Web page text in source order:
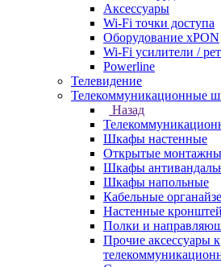
Аксессуары
Wi-Fi точки доступа
Оборудование хPON
Wi-Fi усилители /
Powerline
Телевидение
Телекоммуникационные
Назад
Шкафы настенные
Открытые
Шкафы
Шкафы напольные
Кабельные
Настенные
Полки и
Прочие аксессуары к